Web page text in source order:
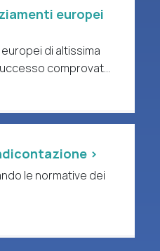
europei
di altissima
comprovati
>
le normative dei